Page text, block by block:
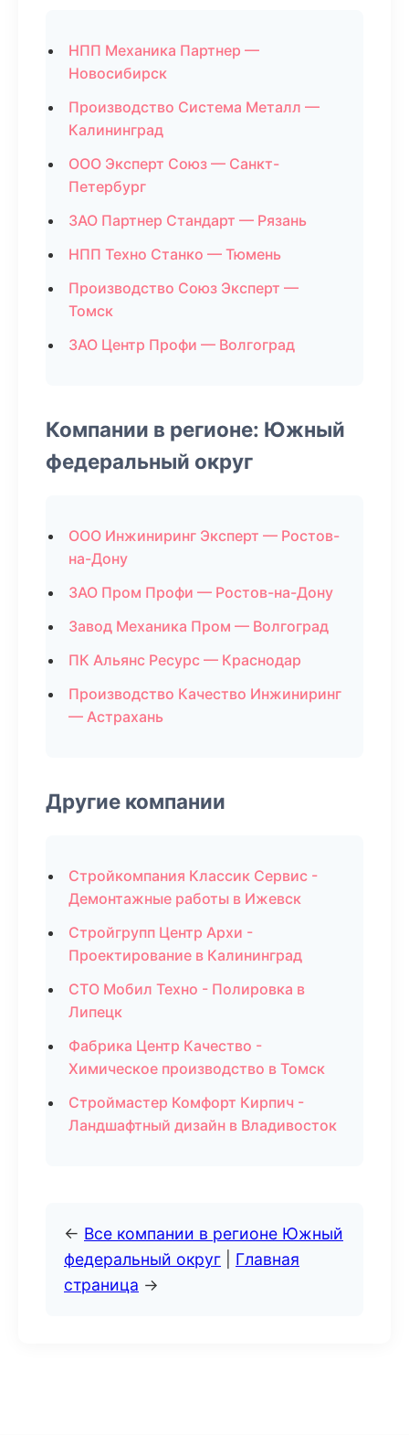
НПП Механика Партнер —
Новосибирск
Производство Система Металл —
Калининград
ООО Эксперт Союз — Санкт-
Петербург
ЗАО Партнер Стандарт — Рязань
НПП Техно Станко — Тюмень
Производство Союз Эксперт —
Томск
ЗАО Центр Профи — Волгоград
Компании в регионе: Южный
федеральный округ
ООО Инжиниринг Эксперт — Ростов-
на-Дону
ЗАО Пром Профи — Ростов-на-Дону
Завод Механика Пром — Волгоград
ПК Альянс Ресурс — Краснодар
Производство Качество Инжиниринг
— Астрахань
Другие компании
Стройкомпания Классик Сервис -
Демонтажные работы в Ижевск
Стройгрупп Центр Архи -
Проектирование в Калининград
СТО Мобил Техно - Полировка в
Липецк
Фабрика Центр Качество -
Химическое производство в Томск
Строймастер Комфорт Кирпич -
Ландшафтный дизайн в Владивосток
← Все компании в регионе Южный
федеральный округ
Главная
страница →